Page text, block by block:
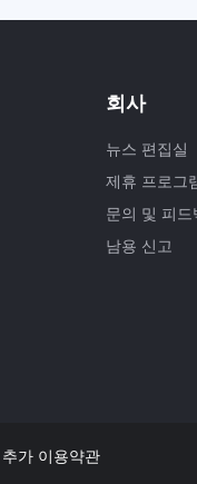
회사
뉴스 편집실
제휴 프로그
문의 및 피드
남용 신고
가 이용약관